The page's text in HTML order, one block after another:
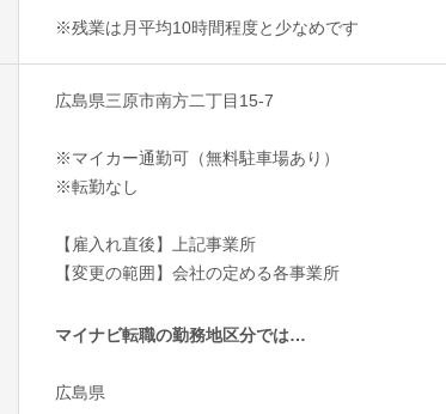
※残業は月平均10時間程度と少なめです
広島県三原市南方二丁目15-7
※マイカー通勤可（無料駐車場あり）
※転勤なし
【雇入れ直後】上記事業所
【変更の範囲】会社の定める各事業所
マイナビ転職の勤務地区分では…
広島県